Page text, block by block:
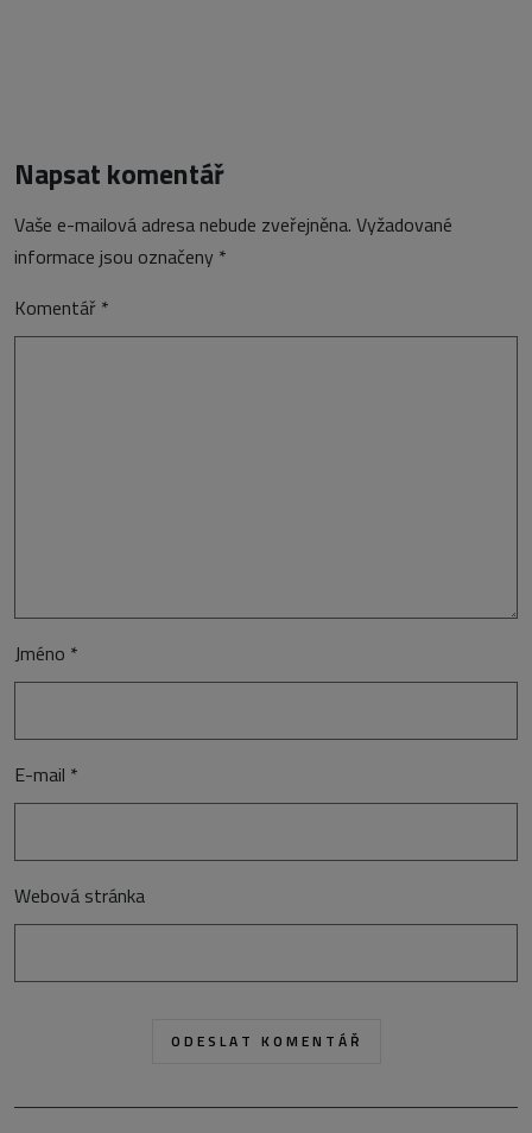
Napsat komentář
Vaše e-mailová adresa nebude zveřejněna. Vyžadované
informace jsou označeny *
Komentář *
Jméno *
E-mail *
Webová stránka